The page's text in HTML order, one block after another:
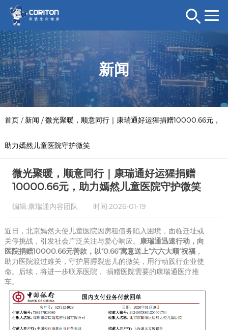
新闻
首页/ 新闻 /微光聚暖，顺意同行｜康瑞通好运猩捐赠10000.66元，
助力嫣然儿童医院守护微笑
微光聚暖，顺意同行｜康瑞通好运猩捐赠
10000.66元，助力嫣然儿童医院守护微笑
编辑:康瑞通内容团队 时间:2026-01-19
近日，北京嫣然天使儿童医院因房租债务陷入困境，面临迁址或
关停挑战，引发社会广泛关注与爱心响应。 康瑞通迅速行动， 向
医院捐赠10000.66元善款，以“0.66”寓意送上“六六大顺”祝福，
助力医院渡过难关，守护唇腭裂患儿的微笑，用行动践行企业使
命。后续，将进一步联系医院， 捐赠医院需要的康瑞通医疗推
车。